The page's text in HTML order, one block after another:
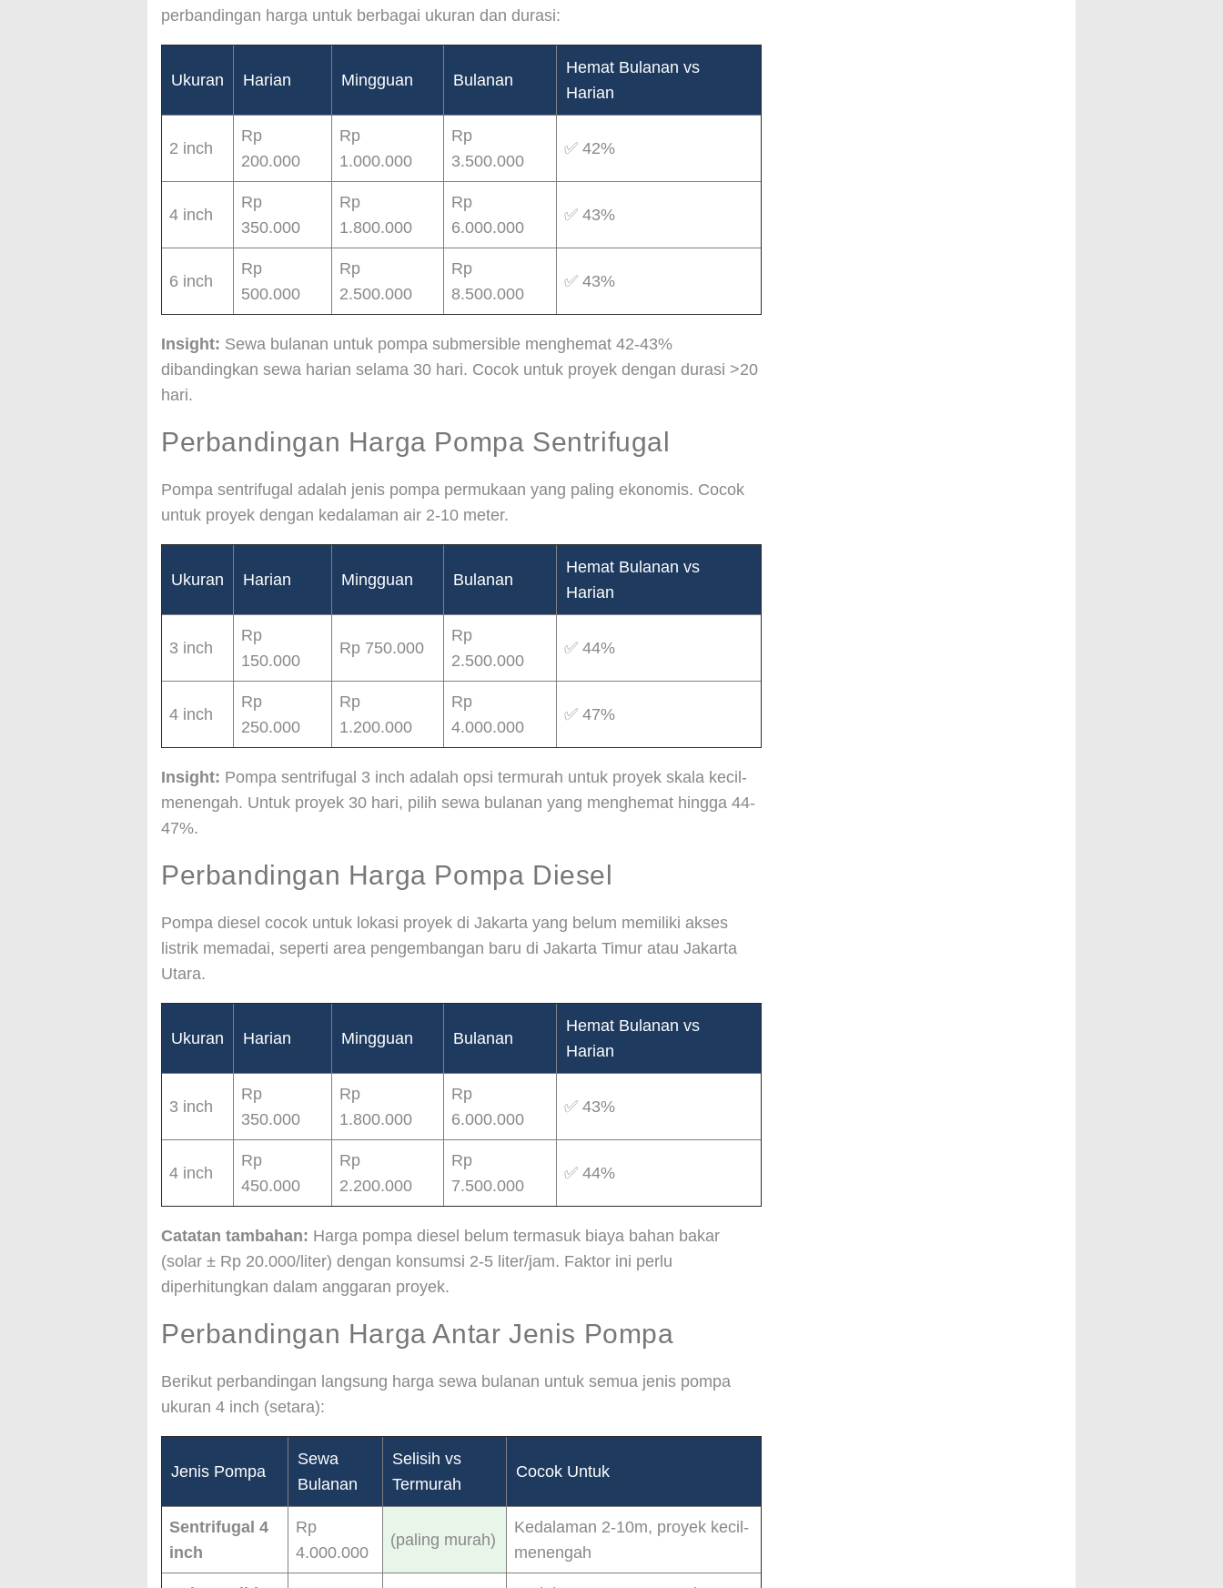
perbandingan harga untuk berbagai ukuran dan durasi:
Ukuran Harian Mingguan Bulanan
Hemat Bulanan vs
Harian
2 inch
Rp
200.000
Rp
1.000.000
Rp
3.500.000
✅ 42%
4 inch
Rp
350.000
Rp
1.800.000
Rp
6.000.000
✅ 43%
6 inch
Rp
500.000
Rp
2.500.000
Rp
8.500.000
✅ 43%
Insight: Sewa bulanan untuk pompa submersible menghemat 42-43%
dibandingkan sewa harian selama 30 hari. Cocok untuk proyek dengan durasi >20
hari.
Perbandingan Harga Pompa Sentrifugal
Pompa sentrifugal adalah jenis pompa permukaan yang paling ekonomis. Cocok
untuk proyek dengan kedalaman air 2-10 meter.
Ukuran Harian Mingguan Bulanan
Hemat Bulanan vs
Harian
3 inch
Rp
150.000
Rp 750.000
Rp
2.500.000
✅ 44%
4 inch
Rp
250.000
Rp
1.200.000
Rp
4.000.000
✅ 47%
Insight: Pompa sentrifugal 3 inch adalah opsi termurah untuk proyek skala kecil-
menengah. Untuk proyek 30 hari, pilih sewa bulanan yang menghemat hingga 44-
47%.
Perbandingan Harga Pompa Diesel
Pompa diesel cocok untuk lokasi proyek di Jakarta yang belum memiliki akses
listrik memadai, seperti area pengembangan baru di Jakarta Timur atau Jakarta
Utara.
Ukuran Harian Mingguan Bulanan
Hemat Bulanan vs
Harian
3 inch
Rp
350.000
Rp
1.800.000
Rp
6.000.000
✅ 43%
4 inch
Rp
450.000
Rp
2.200.000
Rp
7.500.000
✅ 44%
Catatan tambahan: Harga pompa diesel belum termasuk biaya bahan bakar
(solar ± Rp 20.000/liter) dengan konsumsi 2-5 liter/jam. Faktor ini perlu
diperhitungkan dalam anggaran proyek.
Perbandingan Harga Antar Jenis Pompa
Berikut perbandingan langsung harga sewa bulanan untuk semua jenis pompa
ukuran 4 inch (setara):
Jenis Pompa
Sewa
Bulanan
Selisih vs
Termurah
Cocok Untuk
Sentrifugal 4
inch
Rp
4.000.000
(paling murah)
Kedalaman 2-10m, proyek kecil-
menengah